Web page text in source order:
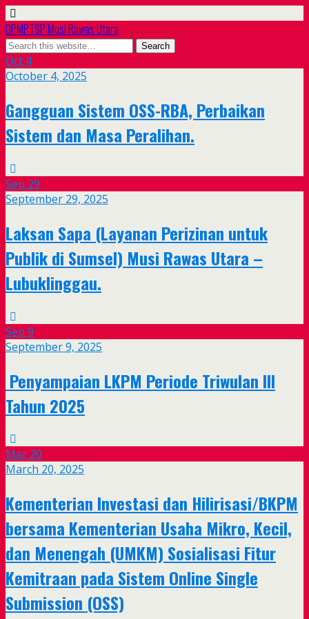
DPMPTSP Musi Rawas Utara
Oct 4
October 4, 2025
Gangguan Sistem OSS-RBA, Perbaikan
Sistem dan Masa Peralihan.
Sep 29
September 29, 2025
Laksan Sapa (Layanan Perizinan untuk
Publik di Sumsel) Musi Rawas Utara –
Lubuklinggau.
Sep 9
September 9, 2025
Penyampaian LKPM Periode Triwulan III
Tahun 2025
Mar 20
March 20, 2025
Kementerian Investasi dan Hilirisasi/BKPM
bersama Kementerian Usaha Mikro, Kecil,
dan Menengah (UMKM) Sosialisasi Fitur
Kemitraan pada Sistem Online Single
Submission (OSS)